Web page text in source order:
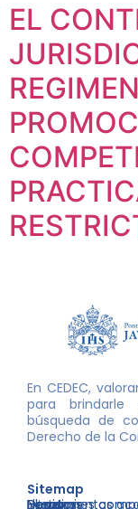
EL
En CEDEC,
para
búsqueda de
Derecho de la
Sitemap
Nosotros
Libros
Decisiones
Eventos
Herramientas